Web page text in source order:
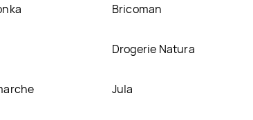
Bricoman
Drogerie Natura
Jula